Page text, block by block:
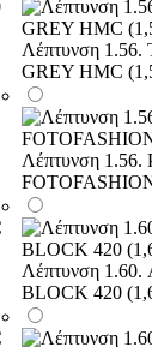
Λέπτυνση
GREY HMC
Λέπτυνση
Λέπτυνση
BLOCK 420